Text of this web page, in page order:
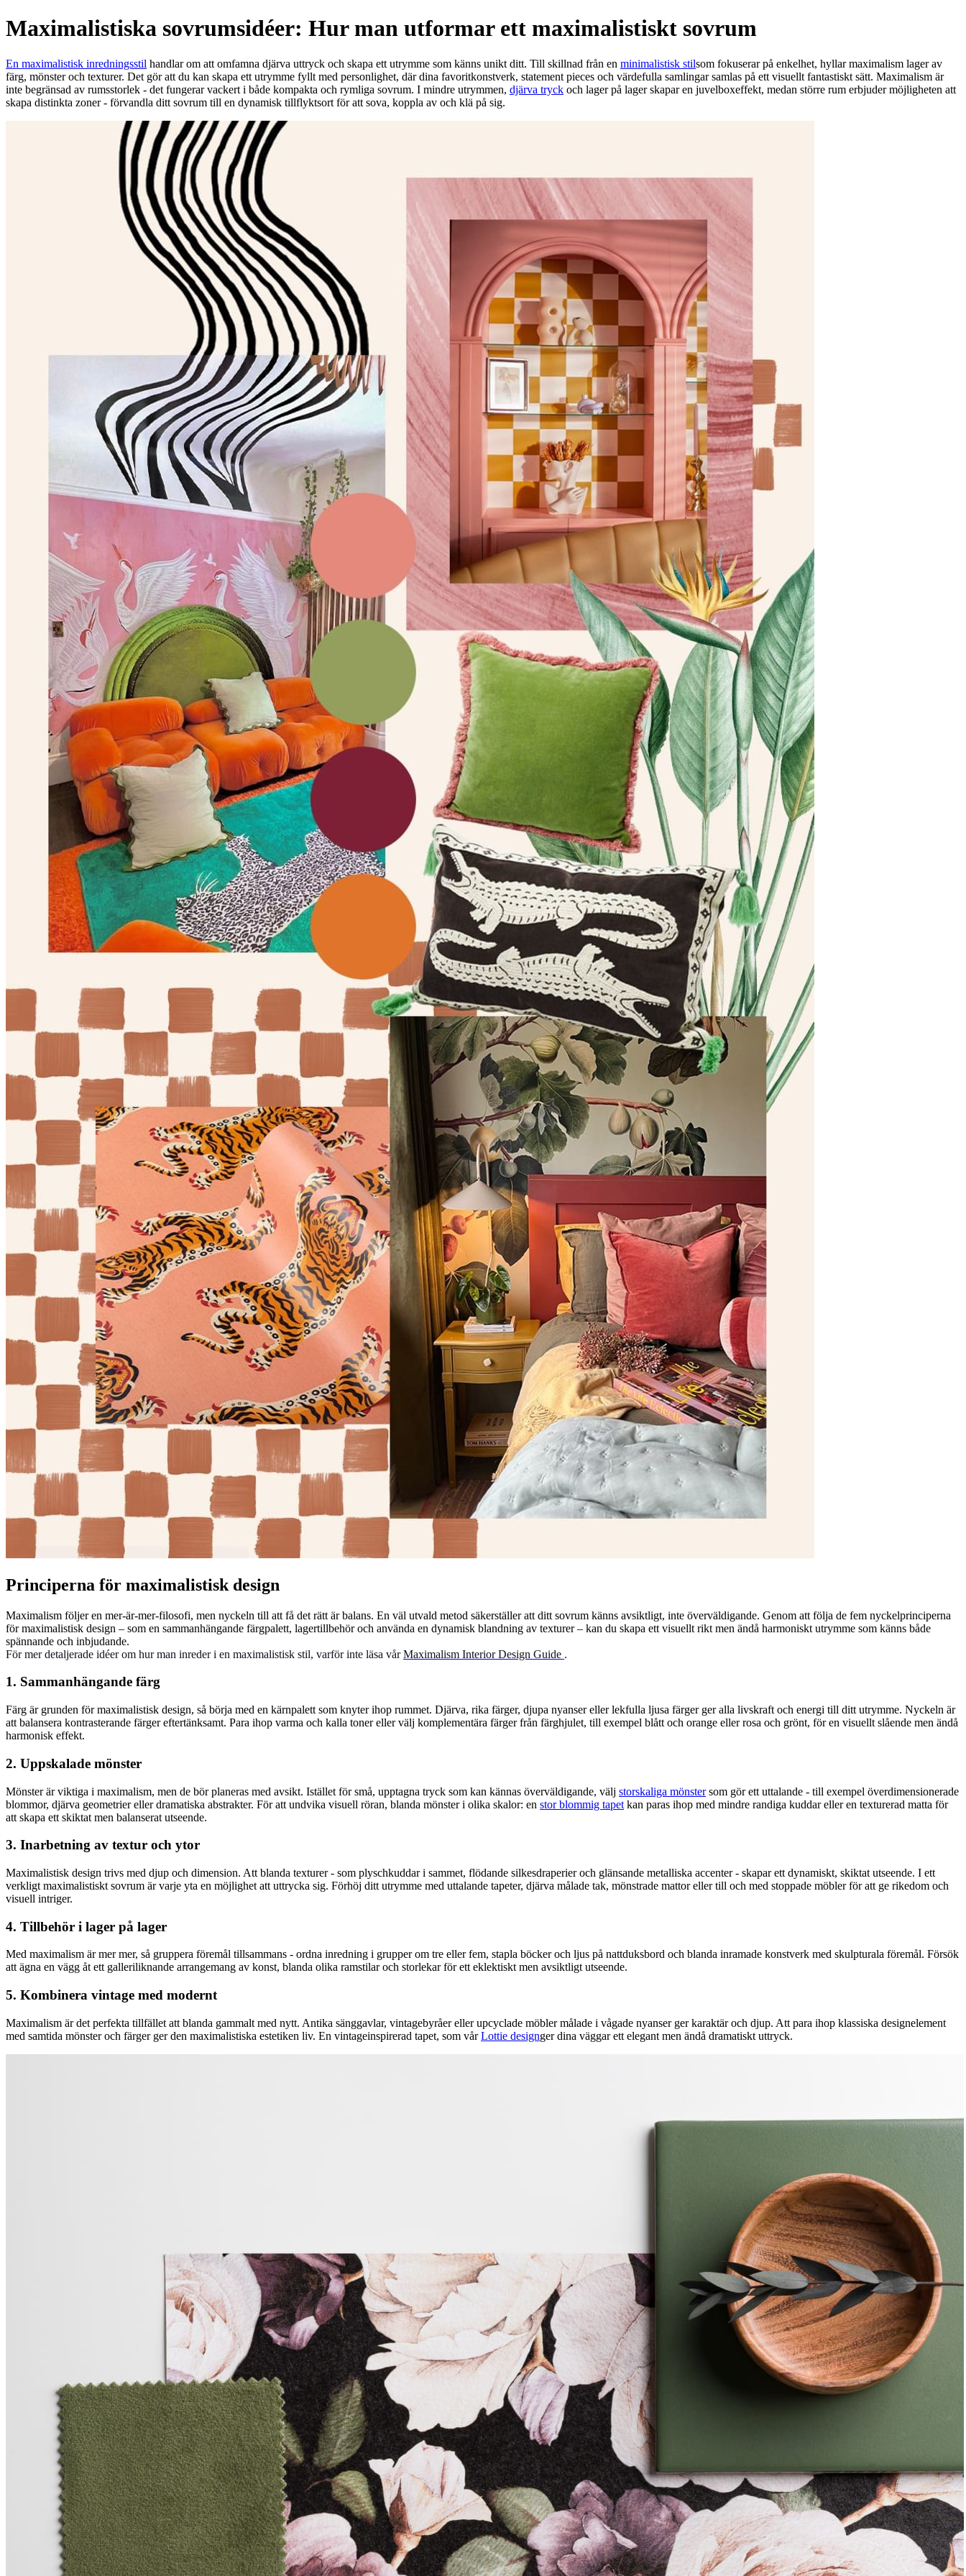
Maximalistiska sovrumsidéer: Hur man utformar ett maximalistiskt sovrum
En maximalistisk inredningsstil handlar om att omfamna djärva uttryck och skapa ett utrymme som känns unikt ditt. Till skillnad från en minimalistisk stilsom fokuserar på enkelhet, hyllar maximalism lager av
färg, mönster och texturer. Det gör att du kan skapa ett utrymme fyllt med personlighet, där dina favoritkonstverk, statement pieces och värdefulla samlingar samlas på ett visuellt fantastiskt sätt. Maximalism är
inte begränsad av rumsstorlek - det fungerar vackert i både kompakta och rymliga sovrum. I mindre utrymmen, djärva tryck och lager på lager skapar en juvelboxeffekt, medan större rum erbjuder möjligheten att
skapa distinkta zoner - förvandla ditt sovrum till en dynamisk tillflyktsort för att sova, koppla av och klä på sig.
Principerna för maximalistisk design
Maximalism följer en mer-är-mer-filosofi, men nyckeln till att få det rätt är balans. En väl utvald metod säkerställer att ditt sovrum känns avsiktligt, inte överväldigande. Genom att följa de fem nyckelprinciperna
för maximalistisk design – som en sammanhängande färgpalett, lagertillbehör och använda en dynamisk blandning av texturer – kan du skapa ett visuellt rikt men ändå harmoniskt utrymme som känns både
spännande och inbjudande.
För mer detaljerade idéer om hur man inreder i en maximalistisk stil, varför inte läsa vårMaximalism Interior Design Guide .
1. Sammanhängande färg
Färg är grunden för maximalistisk design, så börja med en kärnpalett som knyter ihop rummet. Djärva, rika färger, djupa nyanser eller lekfulla ljusa färger ger alla livskraft och energi till ditt utrymme. Nyckeln är
att balansera kontrasterande färger eftertänksamt. Para ihop varma och kalla toner eller välj komplementära färger från färghjulet, till exempel blått och orange eller rosa och grönt, för en visuellt slående men ändå
harmonisk effekt.
2. Uppskalade mönster
Mönster är viktiga i maximalism, men de bör planeras med avsikt. Istället för små, upptagna tryck som kan kännas överväldigande, välj storskaliga mönstersom gör ett uttalande - till exempel överdimensionerade
blommor, djärva geometrier eller dramatiska abstrakter. För att undvika visuell röran, blanda mönster i olika skalor: en stor blommig tapet kan paras ihop med mindre randiga kuddar eller en texturerad matta för
att skapa ett skiktat men balanserat utseende.
3. Inarbetning av textur och ytor
Maximalistisk design trivs med djup och dimension. Att blanda texturer - som plyschkuddar i sammet, flödande silkesdraperier och glänsande metalliska accenter - skapar ett dynamiskt, skiktat utseende. I ett
verkligt maximalistiskt sovrum är varje yta en möjlighet att uttrycka sig. Förhöj ditt utrymme med uttalande tapeter, djärva målade tak, mönstrade mattor eller till och med stoppade möbler för att ge rikedom och
visuell intriger.
4. Tillbehör i lager på lager
Med maximalism är mer mer, så gruppera föremål tillsammans - ordna inredning i grupper om tre eller fem, stapla böcker och ljus på nattduksbord och blanda inramade konstverk med skulpturala föremål. Försök
att ägna en vägg åt ett galleriliknande arrangemang av konst, blanda olika ramstilar och storlekar för ett eklektiskt men avsiktligt utseende.
5. Kombinera vintage med modernt
Maximalism är det perfekta tillfället att blanda gammalt med nytt. Antika sänggavlar, vintagebyråer eller upcyclade möbler målade i vågade nyanser ger karaktär och djup. Att para ihop klassiska designelement
med samtida mönster och färger ger den maximalistiska estetiken liv. En vintageinspirerad tapet, som vårLottie designger dina väggar ett elegant men ändå dramatiskt uttryck.